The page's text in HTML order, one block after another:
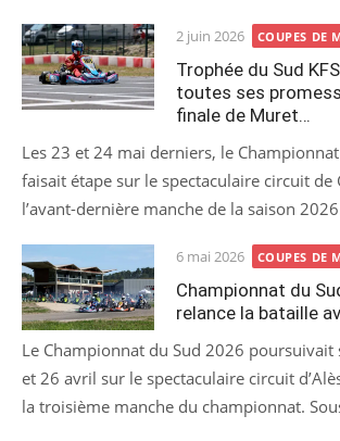
Posted
on
2 juin 2026 COUPES DE
Trophée du Sud
toutes ses
finale de Muret…
Les 23 et 24 mai derniers, le Championnat
faisait étape sur le spectaculaire circuit de
l’avant-dernière manche de la saison
Posted
on
6 mai 2026 COUPES DE
Championnat du
relance la bataille
Le Championnat du Sud 2026 poursuivait
et 26 avril sur le spectaculaire circuit
la troisième manche du championnat.